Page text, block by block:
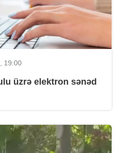
19:00
üzrə elektron sənəd